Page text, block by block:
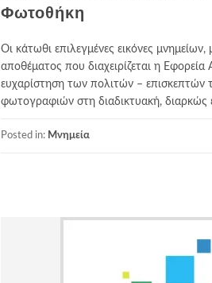
Φωτοθήκη
Οι κάτωθι επιλεγμένες εικόνες
αποθέματος που διαχειρίζεται η
ευχαρίστηση των πολιτών – επισκεπτών
φωτογραφιών στη διαδικτυακή, διαρκώς
Posted in: Μνημεία